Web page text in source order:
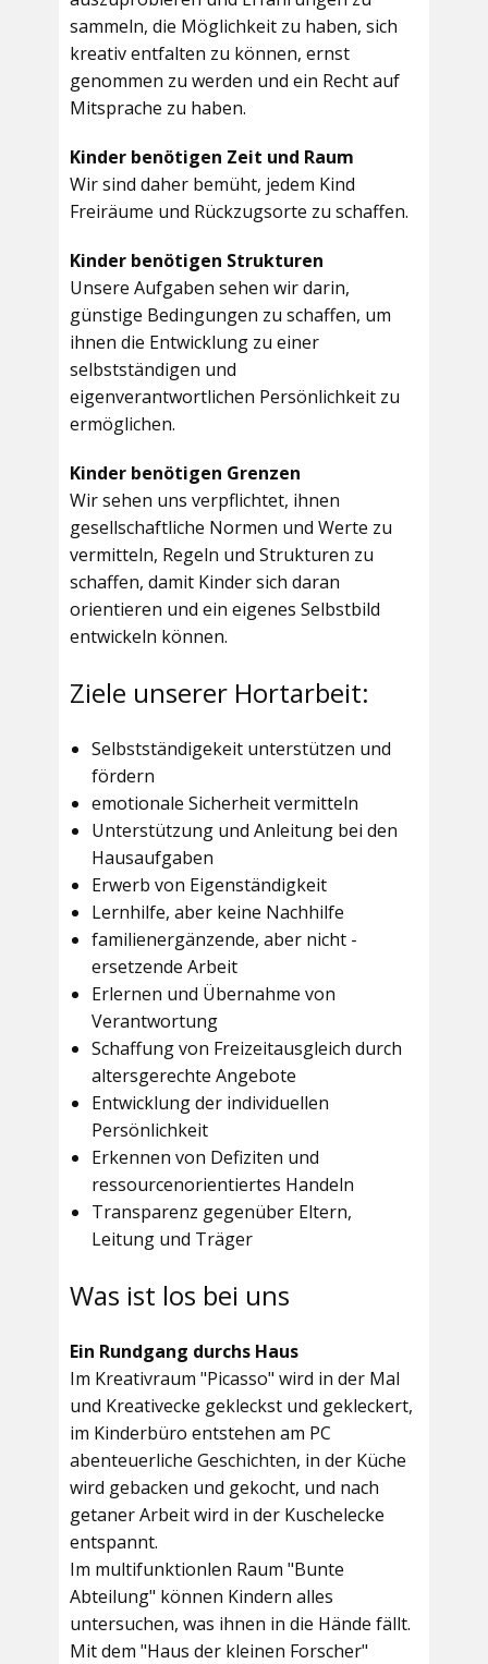
sammeln, die Möglichkeit zu haben, sich
kreativ entfalten zu können, ernst
genommen zu werden und ein Recht auf
Mitsprache zu haben.
Kinder benötigen Zeit und Raum
Wir sind daher bemüht, jedem Kind
Freiräume und Rückzugsorte zu schaffen.
Kinder benötigen Strukturen
Unsere Aufgaben sehen wir darin,
günstige Bedingungen zu schaffen, um
ihnen die Entwicklung zu einer
selbstständigen und
eigenverantwortlichen Persönlichkeit zu
ermöglichen.
Kinder benötigen Grenzen
Wir sehen uns verpflichtet, ihnen
gesellschaftliche Normen und Werte zu
vermitteln, Regeln und Strukturen zu
schaffen, damit Kinder sich daran
orientieren und ein eigenes Selbstbild
entwickeln können.
Ziele unserer Hortarbeit:
Selbstständigekeit unterstützen und
fördern
emotionale Sicherheit vermitteln
Unterstützung und Anleitung bei den
Hausaufgaben
Erwerb von Eigenständigkeit
Lernhilfe, aber keine Nachhilfe
familienergänzende, aber nicht -
ersetzende Arbeit
Erlernen und Übernahme von
Verantwortung
Schaffung von Freizeitausgleich durch
altersgerechte Angebote
Entwicklung der individuellen
Persönlichkeit
Erkennen von Defiziten und
ressourcenorientiertes Handeln
Transparenz gegenüber Eltern,
Leitung und Träger
Was ist los bei uns
Ein Rundgang durchs Haus
Im Kreativraum "Picasso" wird in der Mal
und Kreativecke gekleckst und gekleckert,
im Kinderbüro entstehen am PC
abenteuerliche Geschichten, in der Küche
wird gebacken und gekocht, und nach
getaner Arbeit wird in der Kuschelecke
entspannt.
Im multifunktionlen Raum "Bunte
Abteilung" können Kindern alles
untersuchen, was ihnen in die Hände fällt.
Mit dem "Haus der kleinen Forscher"